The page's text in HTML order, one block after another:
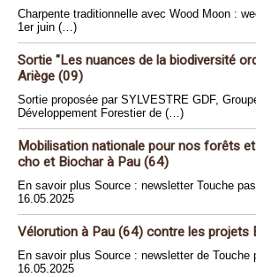
Charpente traditionnelle avec Wood Moon :
1er juin (…)
Sortie "Les nuances de la biodiversité
Ariège (09)
Sortie proposée par SYLVESTRE GDF,
Développement Forestier de (…)
Mobilisation nationale pour nos forêts
cho et Biochar à Pau (64)
En savoir plus Source : newsletter Touche
16.05.2025
Vélorution à Pau (64) contre les projets
En savoir plus Source : newsletter de Touche
16.05.2025